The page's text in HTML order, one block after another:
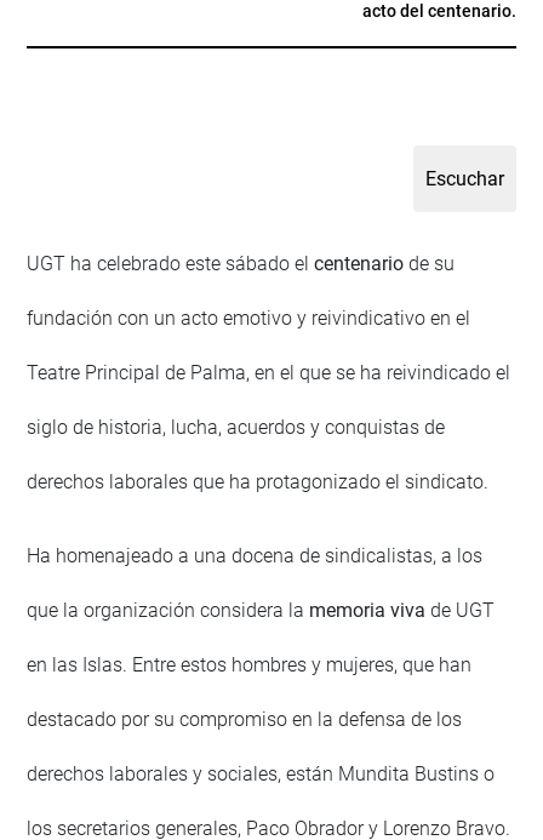
acto del centenario.
UGT ha celebrado este sábado elcentenario de su
fundación con un acto emotivo y reivindicativo en el
Teatre Principal de Palma, en el que se ha reivindicado el
siglo de historia, lucha, acuerdos y conquistas de
derechos laborales que ha protagonizado el sindicato.
Ha homenajeado a una docena de sindicalistas, a los
que la organización considera la memoria viva de UGT
en las Islas. Entre estos hombres y mujeres, que han
destacado por su compromiso en la defensa de los
derechos laborales y sociales, están Mundita Bustins o
los secretarios generales, Paco Obrador y Lorenzo Bravo.